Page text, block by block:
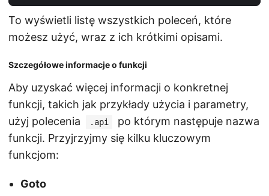
To wyświetli listę wszystkich poleceń, które
możesz użyć, wraz z ich krótkimi opisami.
Szczegółowe informacje o funkcji
Aby uzyskać więcej informacji o konkretnej
funkcji, takich jak przykłady użycia i parametry,
użyj polecenia
.api
po którym następuje nazwa
funkcji. Przyjrzyjmy się kilku kluczowym
funkcjom:
Goto